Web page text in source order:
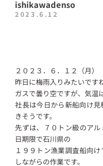
ishikawadenso
2023.6.12
２０２３．６．１２（月）
昨日に梅雨入りみたいです
ガスで曇り空ですが、気温
社長は今日から新船向け
きそうです。
先ずは、７０トン級のア
日期限で石川県の
１９９トン漁業調査船向
しながらの作業です。